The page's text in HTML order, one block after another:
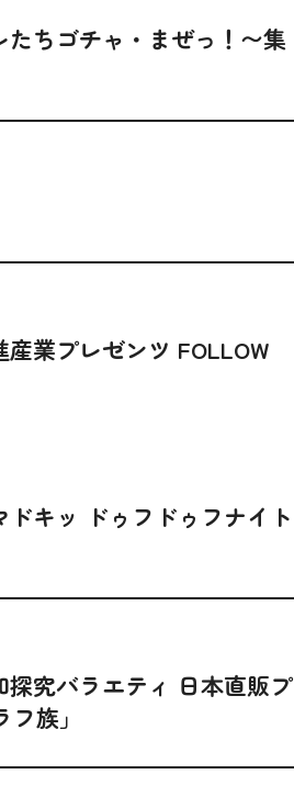
たちゴチャ・まぜっ！〜集
業プレゼンツ FOLLOW
ドキッ ドゥフドゥフナイト
探究バラエティ 日本直販プ
族」